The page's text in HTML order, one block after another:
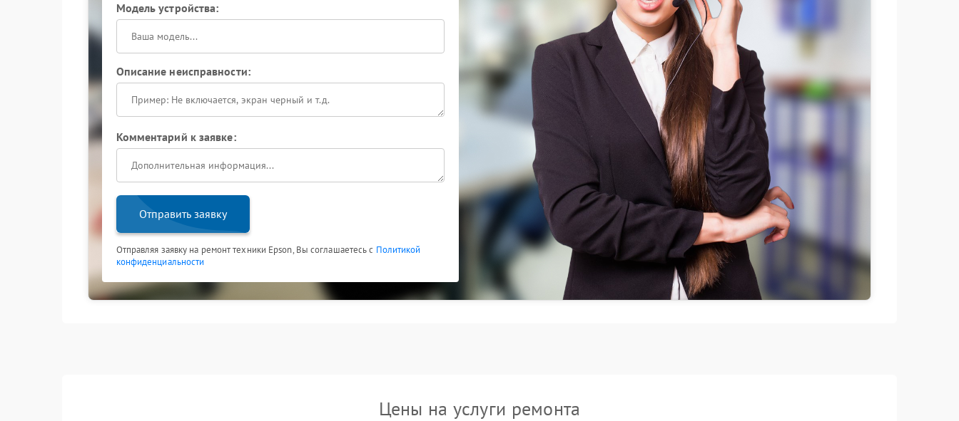
Модель устройства:
Описание неисправности:
Комментарий к заявке:
Отправить заявку
Отправляя заявку на ремонт техники Epson, Вы соглашаетесь с Политикой
конфиденциальности
Цены на услуги ремонта